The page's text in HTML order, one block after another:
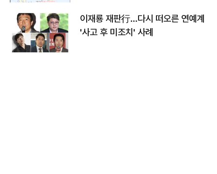
이재룡 재판行…다시 떠오른 연예계
'사고 후 미조치' 사례